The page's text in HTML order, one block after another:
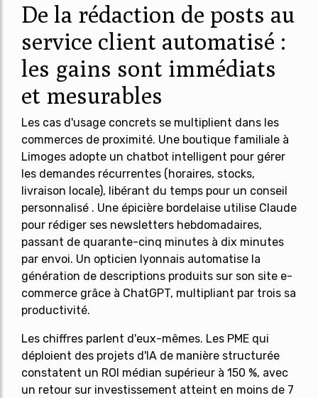
De la rédaction de posts au
service client automatisé :
les gains sont immédiats
et mesurables
Les cas d'usage concrets se multiplient dans les
commerces de proximité. Une boutique familiale à
Limoges adopte un chatbot intelligent pour gérer
les demandes récurrentes (horaires, stocks,
livraison locale), libérant du temps pour un conseil
personnalisé . Une épicière bordelaise utilise Claude
pour rédiger ses newsletters hebdomadaires,
passant de quarante-cinq minutes à dix minutes
par envoi. Un opticien lyonnais automatise la
génération de descriptions produits sur son site e-
commerce grâce à ChatGPT, multipliant par trois sa
productivité.
Les chiffres parlent d'eux-mêmes. Les PME qui
déploient des projets d'IA de manière structurée
constatent un ROI médian supérieur à 150 %, avec
un retour sur investissement atteint en moins de 7